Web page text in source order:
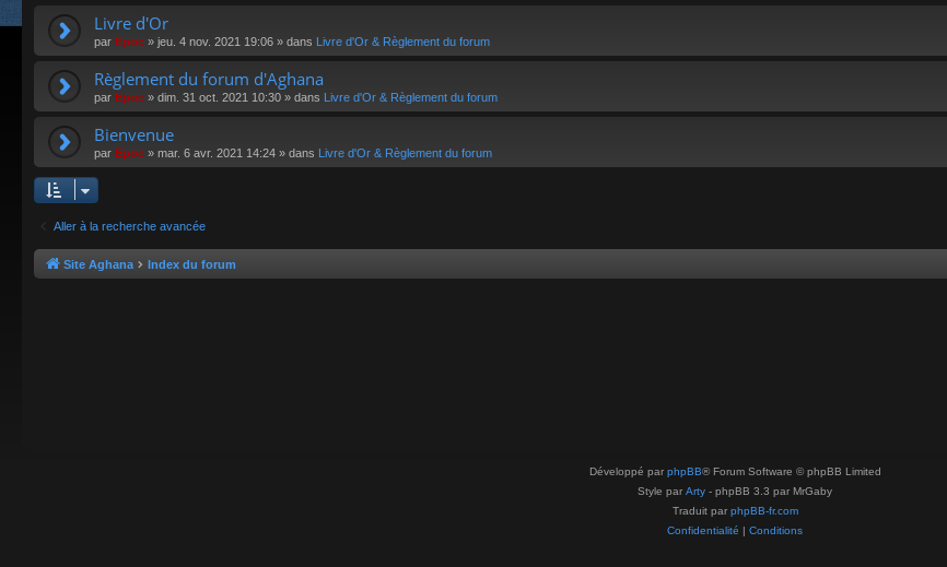
Livre d'Or
par Epoc » jeu. 4 nov. 2021 19:06 » dans Livre d'Or & Règlement du forum
Règlement du forum d'Aghana
par Epoc » dim. 31 oct. 2021 10:30 » dans Livre d'Or & Règlement du forum
Bienvenue
par Epoc » mar. 6 avr. 2021 14:24 » dans Livre d'Or & Règlement du forum
Aller à la recherche avancée
Site Aghana Index du forum
Développé par phpBB® Forum Software © phpBB Limited
Style par Arty - phpBB 3.3 par MrGaby
Traduit par phpBB-fr.com
Confidentialité | Conditions